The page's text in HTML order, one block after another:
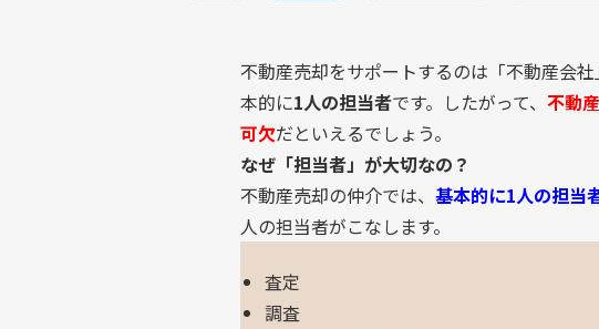
不動産売却をサポートするのは「不動産会
本的に1人の担当者です。したがって、 不動
可欠だといえるでしょう。
なぜ「担当者」が大切なの？
不動産売却の仲介では、 基本的に1人の担当
人の担当者がこなします。
査定
調査